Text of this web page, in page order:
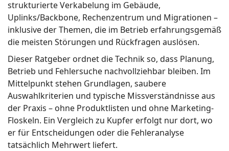
strukturierte Verkabelung im Gebäude,
Uplinks/Backbone, Rechenzentrum und Migrationen –
inklusive der Themen, die im Betrieb erfahrungsgemäß
die meisten Störungen und Rückfragen auslösen.
Dieser Ratgeber ordnet die Technik so, dass Planung,
Betrieb und Fehlersuche nachvollziehbar bleiben. Im
Mittelpunkt stehen Grundlagen, saubere
Auswahlkriterien und typische Missverständnisse aus
der Praxis – ohne Produktlisten und ohne Marketing-
Floskeln. Ein Vergleich zu Kupfer erfolgt nur dort, wo
er für Entscheidungen oder die Fehleranalyse
tatsächlich Mehrwert liefert.